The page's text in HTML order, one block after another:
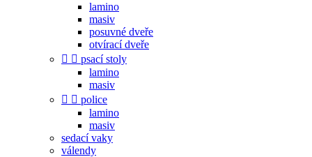
lamino
masiv
posuvné dveře
otvírací dveře
  psací stoly
lamino
masiv
  police
lamino
masiv
sedací vaky
válendy